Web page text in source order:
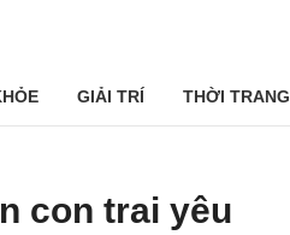
GIẢI TRÍ THỜI TRANG
con trai yêu